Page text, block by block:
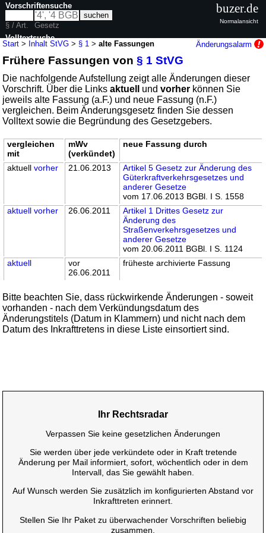
Start > Inhalt StVG > § 1 >alte Fassungen Änderungsalarm
Frühere Fassungen von§ 1 StVG
Die nachfolgende Aufstellung zeigt alle Änderungen dieser
Vorschrift. Über die Linksaktuell undvorher können Sie
jeweils alte Fassung (a.F.) und neue Fassung (n.F.)
vergleichen. Beim Änderungsgesetz finden Sie dessen
Volltext sowie die Begründung des Gesetzgebers.
vergleichen
mit
mWv
(verkündet)
neue Fassung durch
aktuellvorher 21.06.2013
Artikel 5 Gesetz zur Änderung des
Güterkraftverkehrsgesetzes und
anderer Gesetze
vom 17.06.2013 BGBl. I S. 1558
aktuell vorher 26.06.2011
Artikel 1 Drittes Gesetz zur
Änderung des
Straßenverkehrsgesetzes und
anderer Gesetze
vom 20.06.2011 BGBl. I S. 1124
aktuell
vor
26.06.2011
früheste archivierte Fassung
Bitte beachten Sie, dass rückwirkende Änderungen - soweit
vorhanden - nach dem Verkündungsdatum des
Änderungstitels (Datum in Klammern) und nicht nach dem
Datum des Inkrafttretens in diese Liste einsortiert sind.
Vorschriftensuche
§ / Art.
Gesetz
Volltextsuche
nur in StVG
buzer.de
Normalansicht
Ihr Rechtsradar
Verpassen Sie keine gesetzlichen Änderungen
Sie werden über jede verkündete oder in Kraft tretende
Änderung per Mail informiert, sofort, wöchentlich oder in dem
Intervall, das Sie gewählt haben.
Auf Wunsch werden Sie zusätzlich im konfigurierten Abstand vor
Inkrafttreten erinnert.
Stellen Sie Ihr Paket zu überwachender Vorschriften beliebig
zusammen.